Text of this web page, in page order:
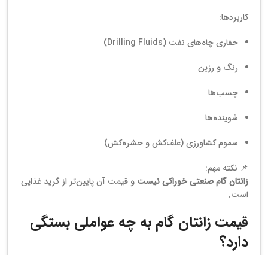
کاربردها:
حفاری چاه‌های نفت (Drilling Fluids)
رنگ و رزین
چسب‌ها
شوینده‌ها
سموم کشاورزی (علف‌کش و حشره‌کش)
📌 نکته مهم:
زانتان گام صنعتی خوراکی نیست و قیمت آن پایین‌تر از گرید غذایی
است.
قیمت زانتان گام به چه عواملی بستگی
دارد؟